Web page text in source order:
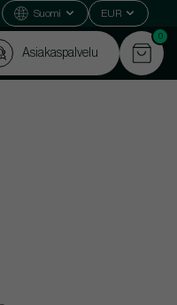
Suomi EUR
Asiakaspalvelu
0